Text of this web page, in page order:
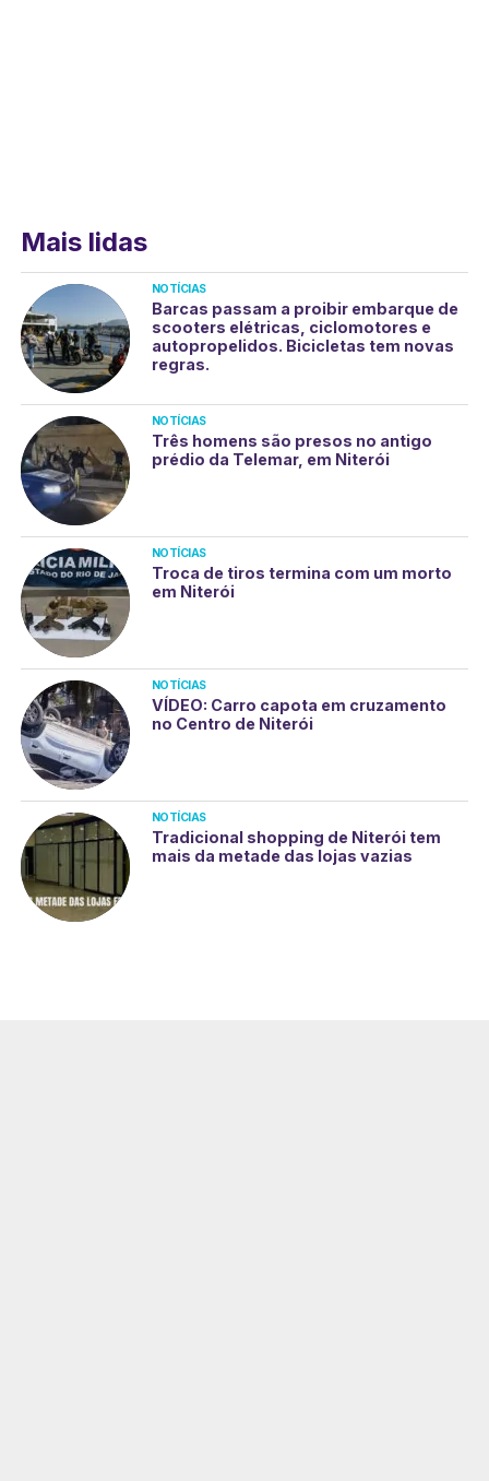
Mais lidas
NOTÍCIAS
Barcas passam a proibir embarque de
scooters elétricas, ciclomotores e
autopropelidos. Bicicletas tem novas
regras.
NOTÍCIAS
Três homens são presos no antigo
prédio da Telemar, em Niterói
NOTÍCIAS
Troca de tiros termina com um morto
em Niterói
NOTÍCIAS
VÍDEO: Carro capota em cruzamento
no Centro de Niterói
NOTÍCIAS
Tradicional shopping de Niterói tem
mais da metade das lojas vazias